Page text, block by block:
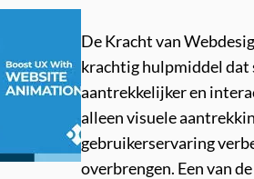
De Kracht van
krachtig hulpmiddel dat
aantrekkelijker en
alleen visuele
gebruikerservaring
overbrengen. Een van